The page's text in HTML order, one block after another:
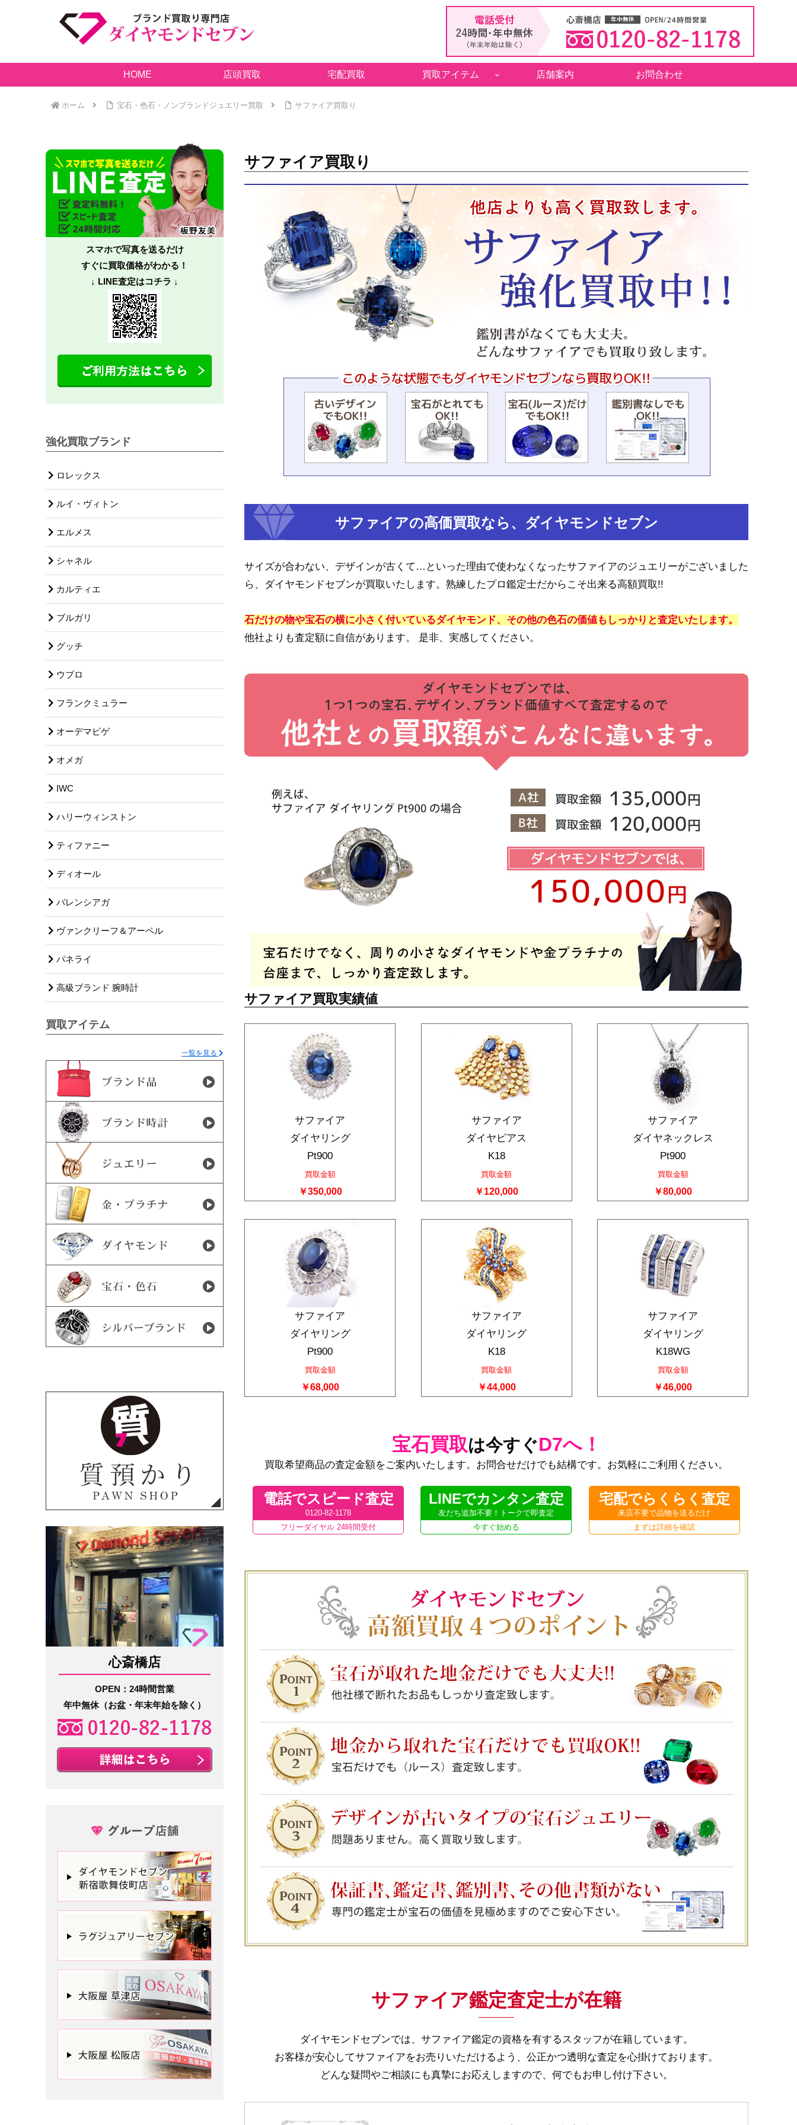
HOME 店頭買取 宅配買取 買取アイテム 店舗案内 お問合わせ
ホーム 宝石・色石・ノンブランドジュエリー買取 サファイア買取り
サファイア買取り
サファイアの高価買取なら、ダイヤモンドセブン
サイズが合わない、デザインが古くて…といった理由で使わなくなったサファイアのジュエリーがございました
ら、ダイヤモンドセブンが買取いたします。熟練したプロ鑑定士だからこそ出来る高額買取!!
石だけの物や宝石の横に小さく付いているダイヤモンド、その他の色石の価値もしっかりと査定いたします。
他社よりも査定額に自信があります。 是非、実感してください。
サファイア買取実績値
サファイア
ダイヤリング
Pt900
買取金額
￥350,000
サファイア
ダイヤピアス
K18
買取金額
￥120,000
サファイア
ダイヤネックレス
Pt900
買取金額
￥80,000
サファイア
ダイヤリング
Pt900
買取金額
￥68,000
サファイア
ダイヤリング
K18
買取金額
￥44,000
サファイア
ダイヤリング
K18WG
買取金額
￥46,000
宝石買取は今すぐD7へ！
買取希望商品の査定金額をご案内いたします。お問合せだけでも結構です。お気軽にご利用ください。
電話でスピード査定
0120-82-1178
フリーダイヤル 24時間受付
LINEでカンタン査定
友だち追加不要！トークで即査定
今すぐ始める
宅配でらくらく査定
来店不要で品物を送るだけ
まずは詳細を確認
サファイア鑑定査定士が在籍
ダイヤモンドセブンでは、サファイア鑑定の資格を有するスタッフが在籍しています。
お客様が安心してサファイアをお売りいただけるよう、公正かつ透明な査定を心掛けております。
どんな疑問やご相談にも真摯にお応えしますので、何でもお申し付け下さい。
スマホで写真を送るだけ
すぐに買取価格がわかる！
↓ LINE査定はコチラ ↓
強化買取ブランド
ロレックス
ルイ・ヴィトン
エルメス
シャネル
カルティエ
ブルガリ
グッチ
ウブロ
フランクミュラー
オーデマピゲ
オメガ
IWC
ハリーウィンストン
ティファニー
ディオール
バレンシアガ
ヴァンクリーフ＆アーペル
パネライ
高級ブランド 腕時計
買取アイテム
一覧を見る
心斎橋店
OPEN：24時間営業
年中無休（お盆・年末年始を除く）